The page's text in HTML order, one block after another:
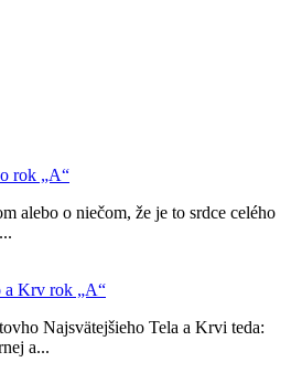
rok „A“
alebo o niečom, že je to srdce celého
a Krv rok „A“
Najsvätejšieho Tela a Krvi teda:
a...